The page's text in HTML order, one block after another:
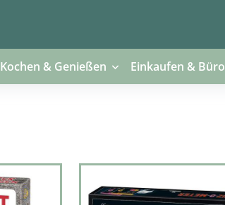
Kochen & Genießen Einkaufen & Büro